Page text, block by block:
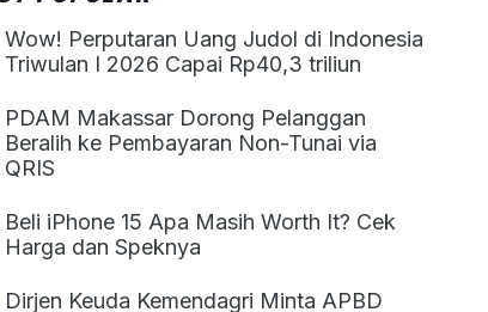
Wow! Perputaran Uang Judol di Indonesia
Triwulan I 2026 Capai Rp40,3 triliun
PDAM Makassar Dorong Pelanggan
Beralih ke Pembayaran Non-Tunai via
QRIS
Beli iPhone 15 Apa Masih Worth It? Cek
Harga dan Speknya
Dirjen Keuda Kemendagri Minta APBD